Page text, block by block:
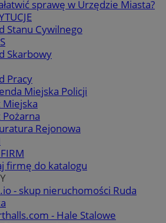
sprawę w Urzędzie Miasta?
Stanu Cywilnego
Skarbowy
Pracy
Miejska Policji
Miejska
Pożarna
Rejonowa
firmę do katalogu
- skup nieruchomości Ruda
- Hale Stalowe